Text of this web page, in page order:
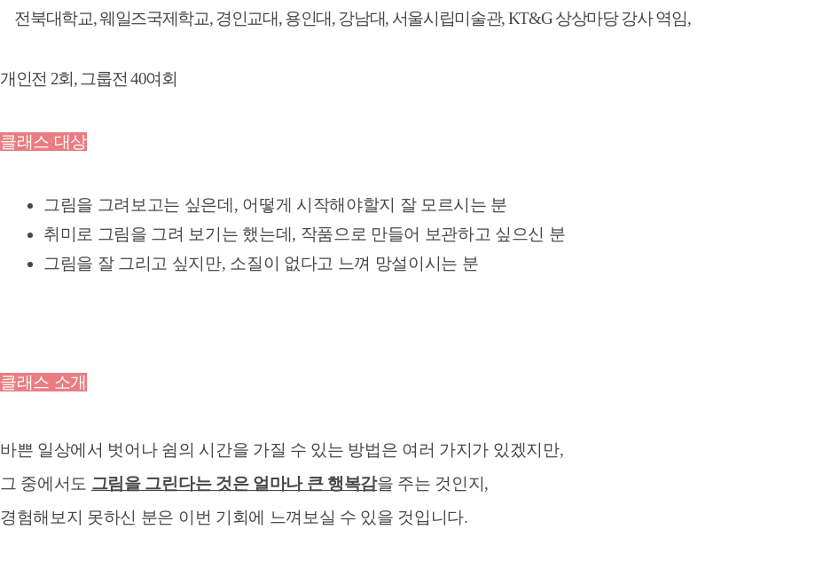
전북대학교,웨일즈국제학교,경인교대,용인대,강남대, 서울시립미술관, KT&G상상마당 강사 역임,
개인전 2회 , 그룹전40여회
클래스 대상
그림을 그려보고는 싶은데, 어떻게 시작해야할지 잘 모르시는 분
취미로 그림을 그려 보기는 했는데, 작품으로 만들어 보관하고 싶으신 분
그림을 잘 그리고 싶지만, 소질이 없다고 느껴 망설이시는 분
클래스 소개
바쁜 일상에서 벗어나 쉼의 시간을 가질 수 있는 방법은 여러 가지가 있겠지만,
그 중에서도 그림을 그린다는 것은 얼마나 큰 행복감을 주는 것인지,
경험해보지 못하신 분은 이번 기회에 느껴보실 수 있을 것입니다.